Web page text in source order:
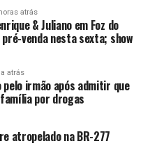
atrás
& Juliano em Foz do
venda nesta sexta; show
atrás
pelo irmão após admitir que
por drogas
atropelado na BR-277